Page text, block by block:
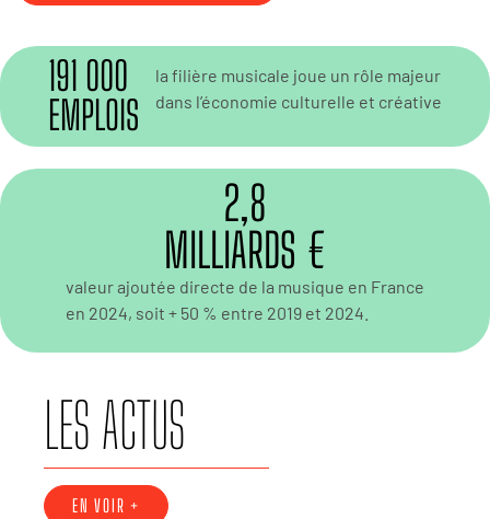
191 000
EMPLOIS
la filière musicale joue un rôle majeur
dans l’économie culturelle et créative
2,8
MILLIARDS €
valeur ajoutée directe de la musique en France
en 2024, soit + 50 % entre 2019 et 2024.
LES ACTUS
EN VOIR +